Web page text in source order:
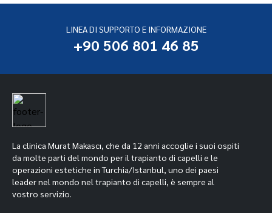
LINEA DI SUPPORTO E INFORMAZIONE
+90 506 801 46 85
La clinica Murat Makascı, che da 12 anni accoglie i suoi ospiti
da molte parti del mondo per il trapianto di capelli e le
operazioni estetiche in Turchia/Istanbul, uno dei paesi
leader nel mondo nel trapianto di capelli, è sempre al
vostro servizio.